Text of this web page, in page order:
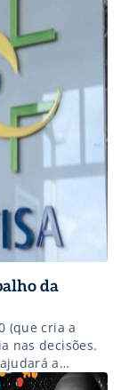
da
(que cria a
nas decisões.
a